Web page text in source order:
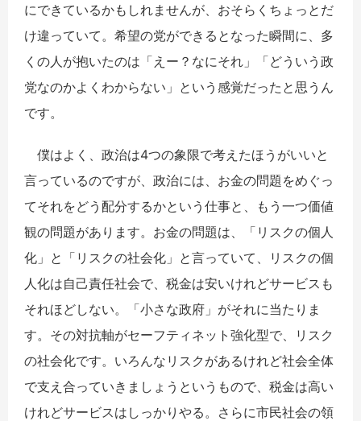
にできているかもしれませんが、おそらくちょっとだ
け違っていて。希望の党ができるとなった瞬間に、多
くの人が抱いたのは「えー？なにそれ」「どういう政
党なのかよくわからない」という感覚だったと思うん
です。
僕はよく、政治は4つの象限で考えたほうがいいと
言っているのですが、政治には、お金の問題をめぐっ
てそれをどう配分するかという仕事と、もう一つ価値
観の問題があります。お金の問題は、「リスクの個人
化」と「リスクの社会化」と言っていて、リスクの個
人化は自己責任社会で、税金は安いけれどサービスも
それほどしない。「小さな政府」がそれに当たりま
す。その対抗軸がセーフティネット強化型で、リスク
の社会化です。いろんなリスクがあるけれど社会全体
で支え合っていきましょうというもので、税金は高い
けれどサービスはしっかりやる。さらに市民社会の領